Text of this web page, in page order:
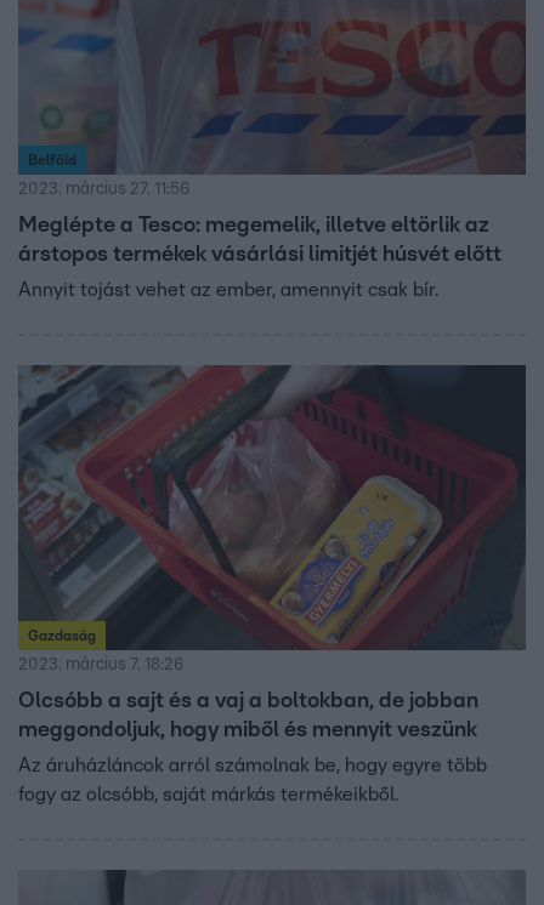
Belföld
2023. március 27. 11:56
Meglépte a Tesco: megemelik, illetve eltörlik az
árstopos termékek vásárlási limitjét húsvét előtt
Annyit tojást vehet az ember, amennyit csak bír.
Gazdaság
2023. március 7. 18:26
Olcsóbb a sajt és a vaj a boltokban, de jobban
meggondoljuk, hogy miből és mennyit veszünk
Az áruházláncok arról számolnak be, hogy egyre több
fogy az olcsóbb, saját márkás termékeikből.